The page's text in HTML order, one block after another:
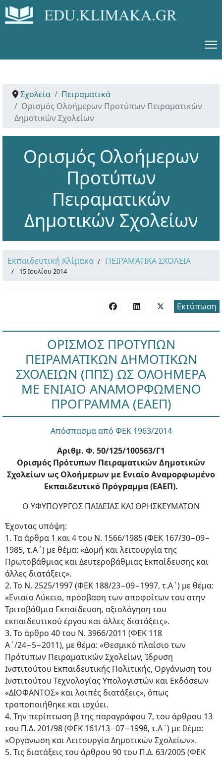
Σχολεία
Πειραματικά
Ορισμός Ολοήμερων Προτύπων Πειραματικών
Δημοτικών Σχολείων
Ορισμός Ολοήμερων
Προτύπων
Πειραματικών
Δημοτικών Σχολείων
Εκπαιδευτική Κλίμακα ΠΕΙΡΑΜΑΤΙΚΑ ΣΧΟΛΕΙΑ
15 Ιουλίου 2014
Εκτύπωση
ΟΡΙΣΜΟΣ ΠΡΟΤΥΠΩΝ
ΠΕΙΡΑΜΑΤΙΚΩΝ ΔΗΜΟΤΙΚΩΝ
ΣΧΟΛΕΙΩΝ (ΠΠΣ) ΩΣ ΟΛΟΗΜΕΡΑ
ΜΕ ΕΝΙΑΙΟ ΑΝΑΜΟΡΦΩΜΕΝΟ
ΠΡΟΓΡΑΜΜΑ (ΕΑΕΠ)
Απόσπασμα από ΦΕΚ 1963/2014
Αριθμ. Φ. 50/125/100563/Γ1
Ορισμός Πρότυπων Πειραματικών Δημοτικών
Σχολείων ως Ολοήμερων με Ενιαίο Αναμορφωμένο
Εκπαιδευτικό Πρόγραμμα (ΕΑΕΠ).
Ο ΥΦΥΠΟΥΡΓΟΣ ΠΑΙΔΕΙΑΣ ΚΑΙ ΘΡΗΣΚΕΥΜΑΤΩΝ
Έχοντας υπόψη:
1. Τα άρθρα 1 και 4 του Ν. 1566/1985 (ΦΕΚ 167/30−09−
1985, τ.Α΄) με θέμα: «Δομή και λειτουργία της
Πρωτοβάθμιας και Δευτεροβάθμιας Εκπαίδευσης και
άλλες διατάξεις».
2. Το Ν. 2525/1997 (ΦΕΚ 188/23−09−1997, τ.Α΄) με θέμα:
«Ενιαίο Λύκειο, πρόσβαση των αποφοίτων του στην
Τριτοβάθμια Εκπαίδευση, αξιολόγηση του
εκπαιδευτικού έργου και άλλες διατάξεις».
3. Το άρθρο 40 του Ν. 3966/2011 (ΦΕΚ 118
Α΄/24−5−2011), με θέμα: «Θεσμικό πλαίσιο των
Πρότυπων Πειραματικών Σχολείων, Ίδρυση
Ινστιτούτου Εκπαιδευτικής Πολιτικής, Οργάνωση του
Ινστιτούτου Τεχνολογίας Υπολογιστών και Εκδόσεων
«ΔΙΟΦΑΝΤΟΣ» και λοιπές διατάξεις», όπως
τροποποιήθηκε και ισχύει.
4. Την περίπτωση β της παραγράφου 7, του άρθρου 13
του Π.Δ. 201/98 (ΦΕΚ 161/13−07−1998, τ.Α΄) με θέμα:
«Οργάνωση και Λειτουργία Δημοτικών Σχολείων».
5. Τις διατάξεις του άρθρου 90 του Π.Δ. 63/2005 (ΦΕΚ